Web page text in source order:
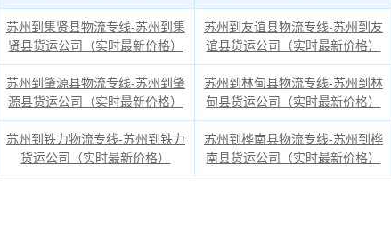
苏州到集贤县物流专线-苏州到集
贤县货运公司（实时最新价格）
苏州到友谊县物流专线-苏州到友
谊县货运公司（实时最新价格）
苏州到肇源县物流专线-苏州到肇
源县货运公司（实时最新价格）
苏州到林甸县物流专线-苏州到林
甸县货运公司（实时最新价格）
苏州到铁力物流专线-苏州到铁力
货运公司（实时最新价格）
苏州到桦南县物流专线-苏州到桦
南县货运公司（实时最新价格）